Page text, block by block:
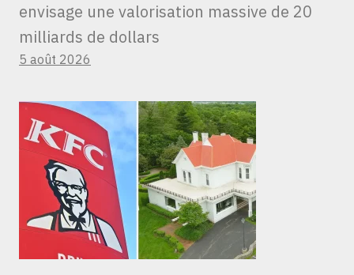
envisage une valorisation massive de 20
milliards de dollars
5 août 2026